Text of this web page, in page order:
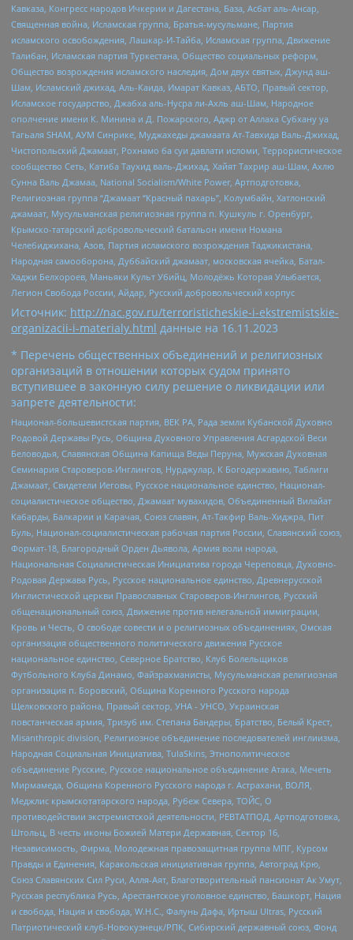
Кавказа, Конгресс народов Ичкерии и Дагестана, База, Асбат аль-Ансар,
Священная война, Исламская группа, Братья-мусульмане, Партия
исламского освобождения, Лашкар-И-Тайба, Исламская группа, Движение
Талибан, Исламская партия Туркестана, Общество социальных реформ,
Общество возрождения исламского наследия, Дом двух святых, Джунд аш-
Шам, Исламский джихад, Аль-Каида, Имарат Кавказ, АБТО, Правый сектор,
Исламское государство, Джабха аль-Нусра ли-Ахль аш-Шам, Народное
ополчение имени К. Минина и Д. Пожарского, Аджр от Аллаха Субхану уа
Тагьаля SHAM, АУМ Синрике, Муджахеды джамаата Ат-Тавхида Валь-Джихад,
Чистопольский Джамаат, Рохнамо ба суи давлати исломи, Террористическое
сообщество Сеть, Катиба Таухид валь-Джихад, Хайят Тахрир аш-Шам, Ахлю
Сунна Валь Джамаа, National Socialism/White Power, Артподготовка,
Религиозная группа “Джамаат “Красный пахарь”, Колумбайн, Хатлонский
джамаат, Мусульманская религиозная группа п. Кушкуль г. Оренбург,
Крымско-татарский добровольческий батальон имени Номана
Челебиджихана, Азов, Партия исламского возрождения Таджикистана,
Народная самооборона, Дуббайский джамаат, московская ячейка, Батал-
Хаджи Белхороев, Маньяки Культ Убийц, Молодёжь Которая Улыбается,
Легион Свобода России, Айдар, Русский добровольческий корпус
Источник: http://nac.gov.ru/terroristicheskie-i-ekstremistskie-
organizacii-i-materialy.html данные на 16.11.2023
* Перечень общественных объединений и религиозных
организаций в отношении которых судом принято
вступившее в законную силу решение о ликвидации или
запрете деятельности:
Национал-большевистская партия, ВЕК РА, Рада земли Кубанской Духовно
Родовой Державы Русь, Община Духовного Управления Асгардской Веси
Беловодья, Славянская Община Капища Веды Перуна, Мужская Духовная
Семинария Староверов-Инглингов, Нурджулар, К Богодержавию, Таблиги
Джамаат, Свидетели Иеговы, Русское национальное единство, Национал-
социалистическое общество, Джамаат мувахидов, Объединенный Вилайат
Кабарды, Балкарии и Карачая, Союз славян, Ат-Такфир Валь-Хиджра, Пит
Буль, Национал-социалистическая рабочая партия России, Славянский союз,
Формат-18, Благородный Орден Дьявола, Армия воли народа,
Национальная Социалистическая Инициатива города Череповца, Духовно-
Родовая Держава Русь, Русское национальное единство, Древнерусской
Инглистической церкви Православных Староверов-Инглингов, Русский
общенациональный союз, Движение против нелегальной иммиграции,
Кровь и Честь, О свободе совести и о религиозных объединениях, Омская
организация общественного политического движения Русское
национальное единство, Северное Братство, Клуб Болельщиков
Футбольного Клуба Динамо, Файзрахманисты, Мусульманская религиозная
организация п. Боровский, Община Коренного Русского народа
Щелковского района, Правый сектор, УНА - УНСО, Украинская
повстанческая армия, Тризуб им. Степана Бандеры, Братство, Белый Крест,
Misanthropic division, Религиозное объединение последователей инглиизма,
Народная Социальная Инициатива, TulaSkins, Этнополитическое
объединение Русские, Русское национальное объединение Атака, Мечеть
Мирмамеда, Община Коренного Русского народа г. Астрахани, ВОЛЯ,
Меджлис крымскотатарского народа, Рубеж Севера, ТОЙС, О
противодействии экстремистской деятельности, РЕВТАТПОД, Артподготовка,
Штольц, В честь иконы Божией Матери Державная, Сектор 16,
Независимость, Фирма, Молодежная правозащитная группа МПГ, Курсом
Правды и Единения, Каракольская инициативная группа, Автоград Крю,
Союз Славянских Сил Руси, Алля-Аят, Благотворительный пансионат Ак Умут,
Русская республика Русь, Арестантское уголовное единство, Башкорт, Нация
и свобода, Нация и свобода, W.H.С., Фалунь Дафа, Иртыш Ultras, Русский
Патриотический клуб-Новокузнецк/РПК, Сибирский державный союз, Фонд